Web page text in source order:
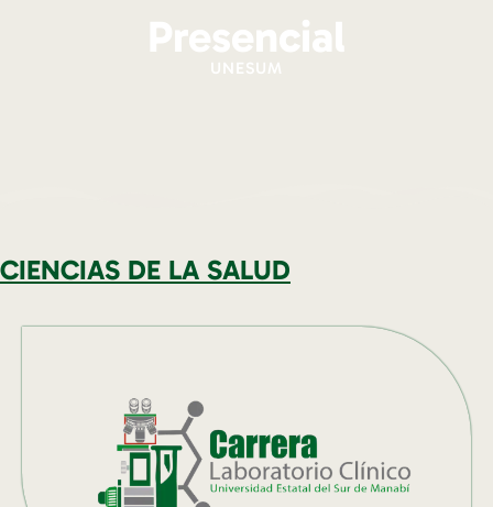
Presencial
UNESUM
CIENCIAS DE LA SALUD